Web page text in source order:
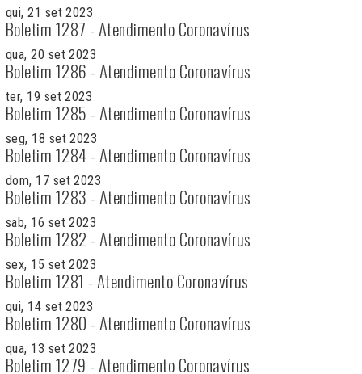
qui, 21 set 2023
Boletim 1287 - Atendimento Coronavírus
qua, 20 set 2023
Boletim 1286 - Atendimento Coronavírus
ter, 19 set 2023
Boletim 1285 - Atendimento Coronavírus
seg, 18 set 2023
Boletim 1284 - Atendimento Coronavírus
dom, 17 set 2023
Boletim 1283 - Atendimento Coronavírus
sab, 16 set 2023
Boletim 1282 - Atendimento Coronavírus
sex, 15 set 2023
Boletim 1281 - Atendimento Coronavírus
qui, 14 set 2023
Boletim 1280 - Atendimento Coronavírus
qua, 13 set 2023
Boletim 1279 - Atendimento Coronavírus